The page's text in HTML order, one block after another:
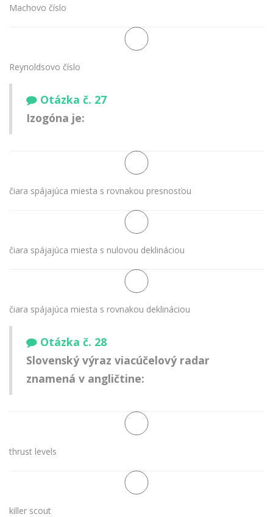
Machovo číslo
Reynoldsovo číslo
Otázka č. 27
Izogóna je:
čiara spájajúca miesta s rovnakou presnosťou
čiara spájajúca miesta s nulovou deklináciou
čiara spájajúca miesta s rovnakou deklináciou
Otázka č. 28
Slovenský výraz viacúčelový radar
znamená v angličtine:
thrust levels
killer scout